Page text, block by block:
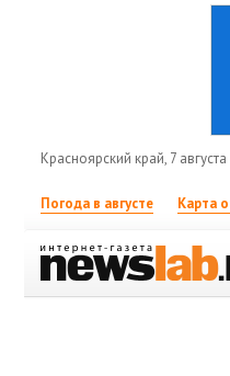
Красноярский край, 7 августа
Погода в августе Карта